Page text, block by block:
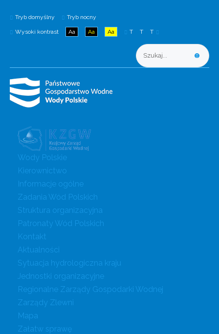
Tryb domyślny Tryb nocny
Wysoki kontrast Aa Aa Aa T T T
Wody Polskie
Kierownictwo
Informacje ogólne
Zadania Wód Polskich
Struktura organizacyjna
Patronaty Wód Polskich
Kontakt
Aktualności
Sytuacja hydrologiczna kraju
Jednostki organizacyjne
Regionalne Zarządy Gospodarki Wodnej
Zarządy Zlewni
Mapa
Załatw sprawę